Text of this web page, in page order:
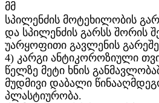
მმ
სპილენძის მოტეხილობის
და სპილენძის გარსს შორის
უარყოფითი გავლენის
4) კარგი ანტიკოროზიული
წელზე მეტი ხნის
მუდმივი დაბალი
პლასტიურობა.